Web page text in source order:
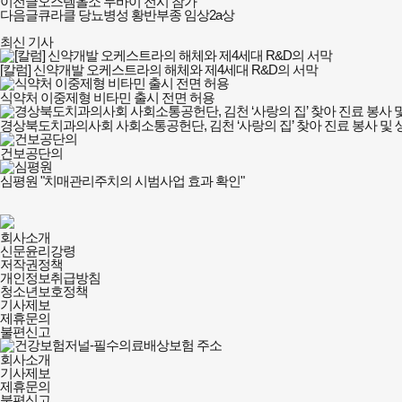
다음글큐라클 당뇨병성 황반부종 임상2a상
최신 기사
[칼럼] 신약개발 오케스트라의 해체와 제4세대 R&D의 서막
식약처 이중제형 비타민 출시 전면 허용
경상북도치과의사회 사회소통공헌단, 김천 ‘사랑의 집’ 찾아 진료 봉사 및
건보공단의
심평원 "치매관리주치의 시범사업 효과 확인"
건강보험저널-
필수의료배상보험
회사소개
및
정책안내
회사소개
신문윤리강령
저작권정책
개인정보취급방침
청소년보호정책
기사제보
제휴문의
불편신고
회사소개
기사제보
제휴문의